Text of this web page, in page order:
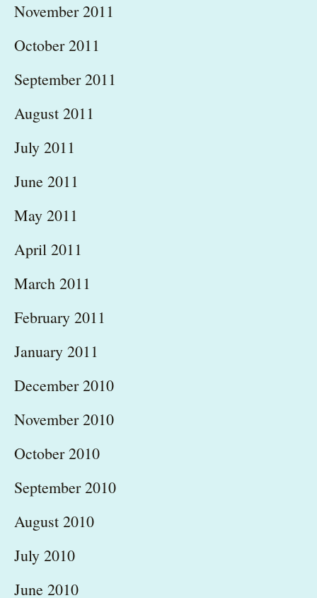
November 2011
October 2011
September 2011
August 2011
July 2011
June 2011
May 2011
April 2011
March 2011
February 2011
January 2011
December 2010
November 2010
October 2010
September 2010
August 2010
July 2010
June 2010